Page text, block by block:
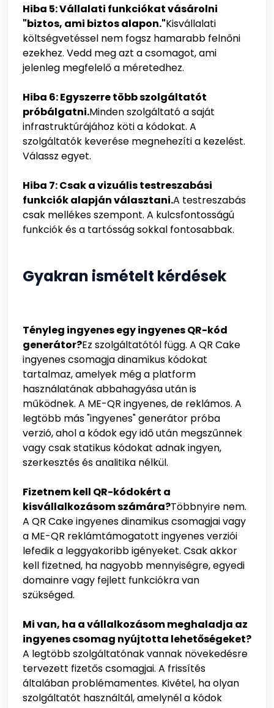
Hiba 5: Vállalati funkciókat vásárolni
"biztos, ami biztos alapon."Kisvállalati
költségvetéssel nem fogsz hamarabb felnőni
ezekhez. Vedd meg azt a csomagot, ami
jelenleg megfelelő a méretedhez.
Hiba 6: Egyszerre több szolgáltatót
próbálgatni.Minden szolgáltató a saját
infrastruktúrájához köti a kódokat. A
szolgáltatók keverése megnehezíti a kezelést.
Válassz egyet.
Hiba 7: Csak a vizuális testreszabási
funkciók alapján választani.A testreszabás
csak mellékes szempont. A kulcsfontosságú
funkciók és a tartósság sokkal fontosabbak.
Gyakran ismételt kérdések
Tényleg ingyenes egy ingyenes QR-kód
generátor?Ez szolgáltatótól függ. A QR Cake
ingyenes csomagja dinamikus kódokat
tartalmaz, amelyek még a platform
használatának abbahagyása után is
működnek. A ME-QR ingyenes, de reklámos. A
legtöbb más "ingyenes" generátor próba
verzió, ahol a kódok egy idő után megszűnnek
vagy csak statikus kódokat adnak ingyen,
szerkesztés és analitika nélkül.
Fizetnem kell QR-kódokért a
kisvállalkozásom számára?Többnyire nem.
A QR Cake ingyenes dinamikus csomagjai vagy
a ME-QR reklámtámogatott ingyenes verziói
lefedik a leggyakoribb igényeket. Csak akkor
kell fizetned, ha nagyobb mennyiségre, egyedi
domainre vagy fejlett funkciókra van
szükséged.
Mi van, ha a vállalkozásom meghaladja az
ingyenes csomag nyújtotta lehetőségeket?
A legtöbb szolgáltatónak vannak növekedésre
tervezett fizetős csomagjai. A frissítés
általában problémamentes. Kivétel, ha olyan
szolgáltatót használtál, amelynél a kódok